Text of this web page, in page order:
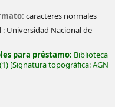
caracteres normales
: Universidad Nacional de
para préstamo: Biblioteca
(1) Signatura topográfica:AGN